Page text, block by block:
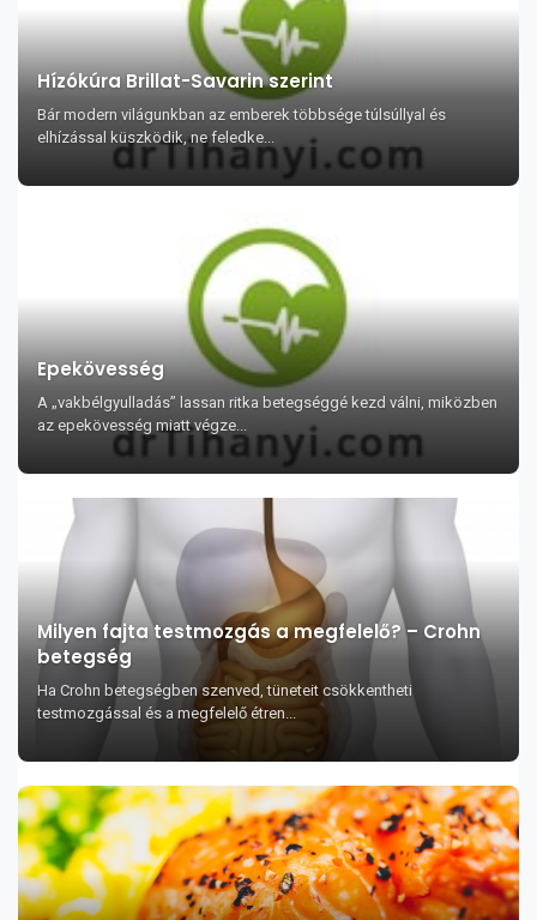
Hízókúra Brillat-Savarin szerint
Bár modern világunkban az emberek többsége túlsúllyal és
elhízással küszködik, ne feledke...
Epekövesség
A „vakbélgyulladás” lassan ritka betegséggé kezd válni, miközben
az epekövesség miatt végze...
Milyen fajta testmozgás a megfelelő? – Crohn
betegség
Ha Crohn betegségben szenved, tüneteit csökkentheti
testmozgással és a megfelelő étren...